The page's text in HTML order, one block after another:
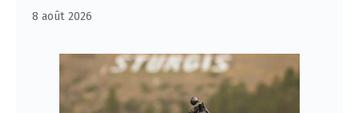
8 août 2026